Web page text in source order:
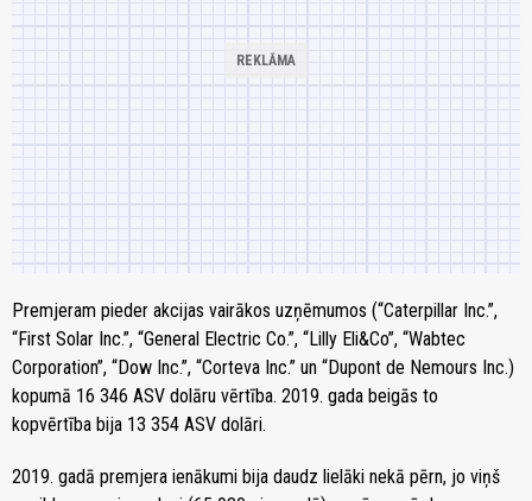
Premjeram pieder akcijas vairākos uzņēmumos (“Caterpillar Inc.”,
“First Solar Inc.”, “General Electric Co.”, “Lilly Eli&Co”, “Wabtec
Corporation”, “Dow Inc.”, “Corteva Inc.” un “Dupont de Nemours Inc.)
kopumā 16 346 ASV dolāru vērtība. 2019. gada beigās to
kopvērtība bija 13 354 ASV dolāri.
2019. gadā premjera ienākumi bija daudz lielāki nekā pērn, jo viņš